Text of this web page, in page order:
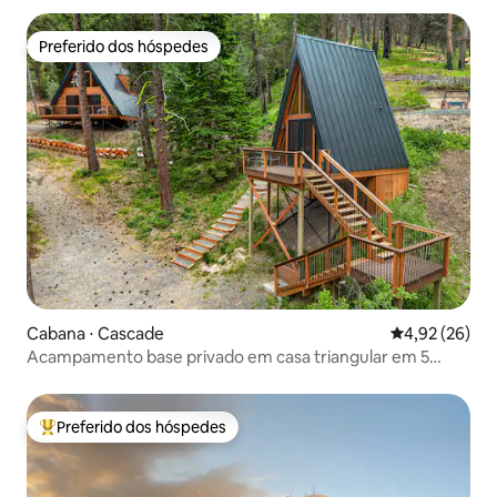
Preferido dos hóspedes
Preferido dos hóspedes
Cabana ⋅ Cascade 4,92 de uma
4,92 (26)
Acampamento base privado em casa triangular em 5
Entre os melhores preferidos dos hóspedes
Preferido dos hóspedes